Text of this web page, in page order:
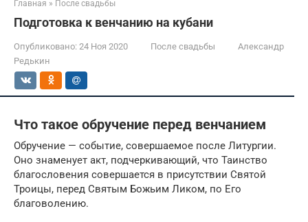
Главная » После свадьбы
Подготовка к венчанию на кубани
Опубликовано: 24 Ноя 2020 После свадьбы
Александр
Редькин
Что такое обручение перед венчанием
Обручение — событие, совершаемое после Литургии.
Оно знаменует акт, подчеркивающий, что Таинство
благословения совершается в присутствии Святой
Троицы, перед Святым Божьим Ликом, по Его
благоволению.